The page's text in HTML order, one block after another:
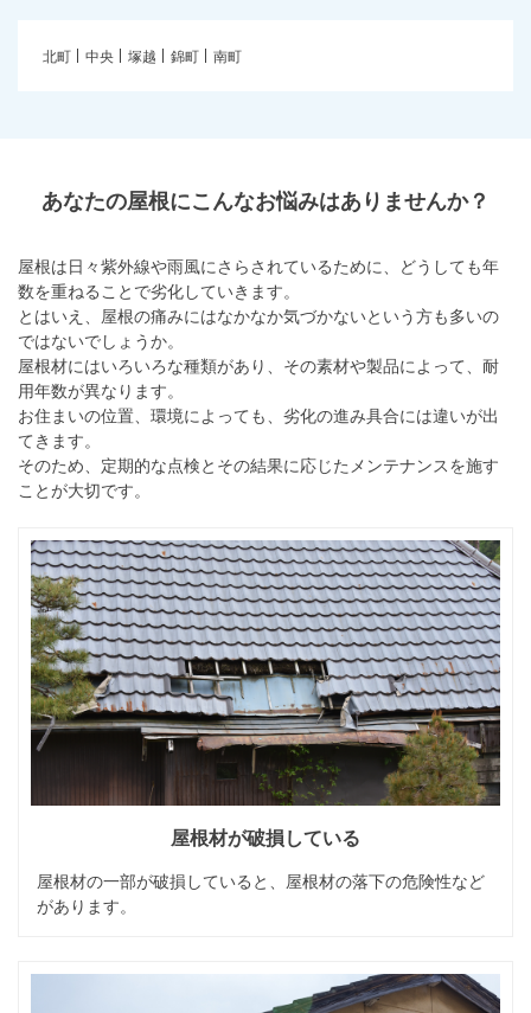
北町 中央 塚越 錦町 南町
あなたの屋根にこんなお悩みはありませんか？
屋根は日々紫外線や雨風にさらされているために、どうしても年
数を重ねることで劣化していきます。
とはいえ、屋根の痛みにはなかなか気づかないという方も多いの
ではないでしょうか。
屋根材にはいろいろな種類があり、その素材や製品によって、耐
用年数が異なります。
お住まいの位置、環境によっても、劣化の進み具合には違いが出
てきます。
そのため、定期的な点検とその結果に応じたメンテナンスを施す
ことが大切です。
屋根材が破損している
屋根材の一部が破損していると、屋根材の落下の危険性など
があります。